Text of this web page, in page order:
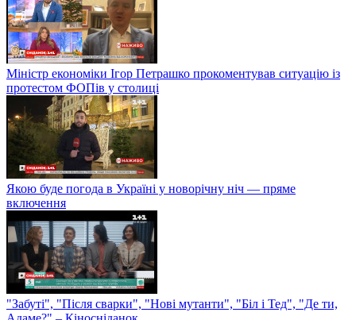
Міністр економіки Ігор Петрашко прокоментував ситуацію із
протестом ФОПів у столиці
Якою буде погода в Україні у новорічну ніч — пряме
включення
"Забуті", "Після сварки", "Нові мутанти", "Біл і Тед", "Де ти,